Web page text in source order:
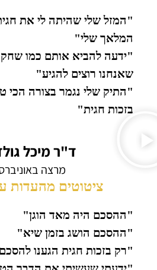
"המזל שלי שהיתה לי את
המלאך שלי"
"ידעה להביא אותם כמו
שאנחנו רוצים להגיע"
"התיק שלי נגמר בצורה הכי
בזכות חגית"
ד"ר מיכל
מרצה
ציטוטים מהעדות
"ההסכם היה מאד הוגן"
"ההסכם הושג בזמן שיא"
"רק בזכות חגית הגענו